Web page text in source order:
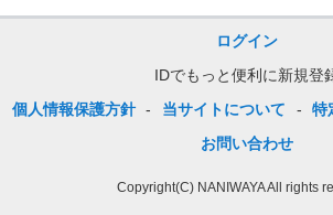
ログイン
IDでもっと便利に新規登
個人情報保護方針 - 当サイトについて -
特
お問い合わせ
Copyright(C) NANIWAYA All rights